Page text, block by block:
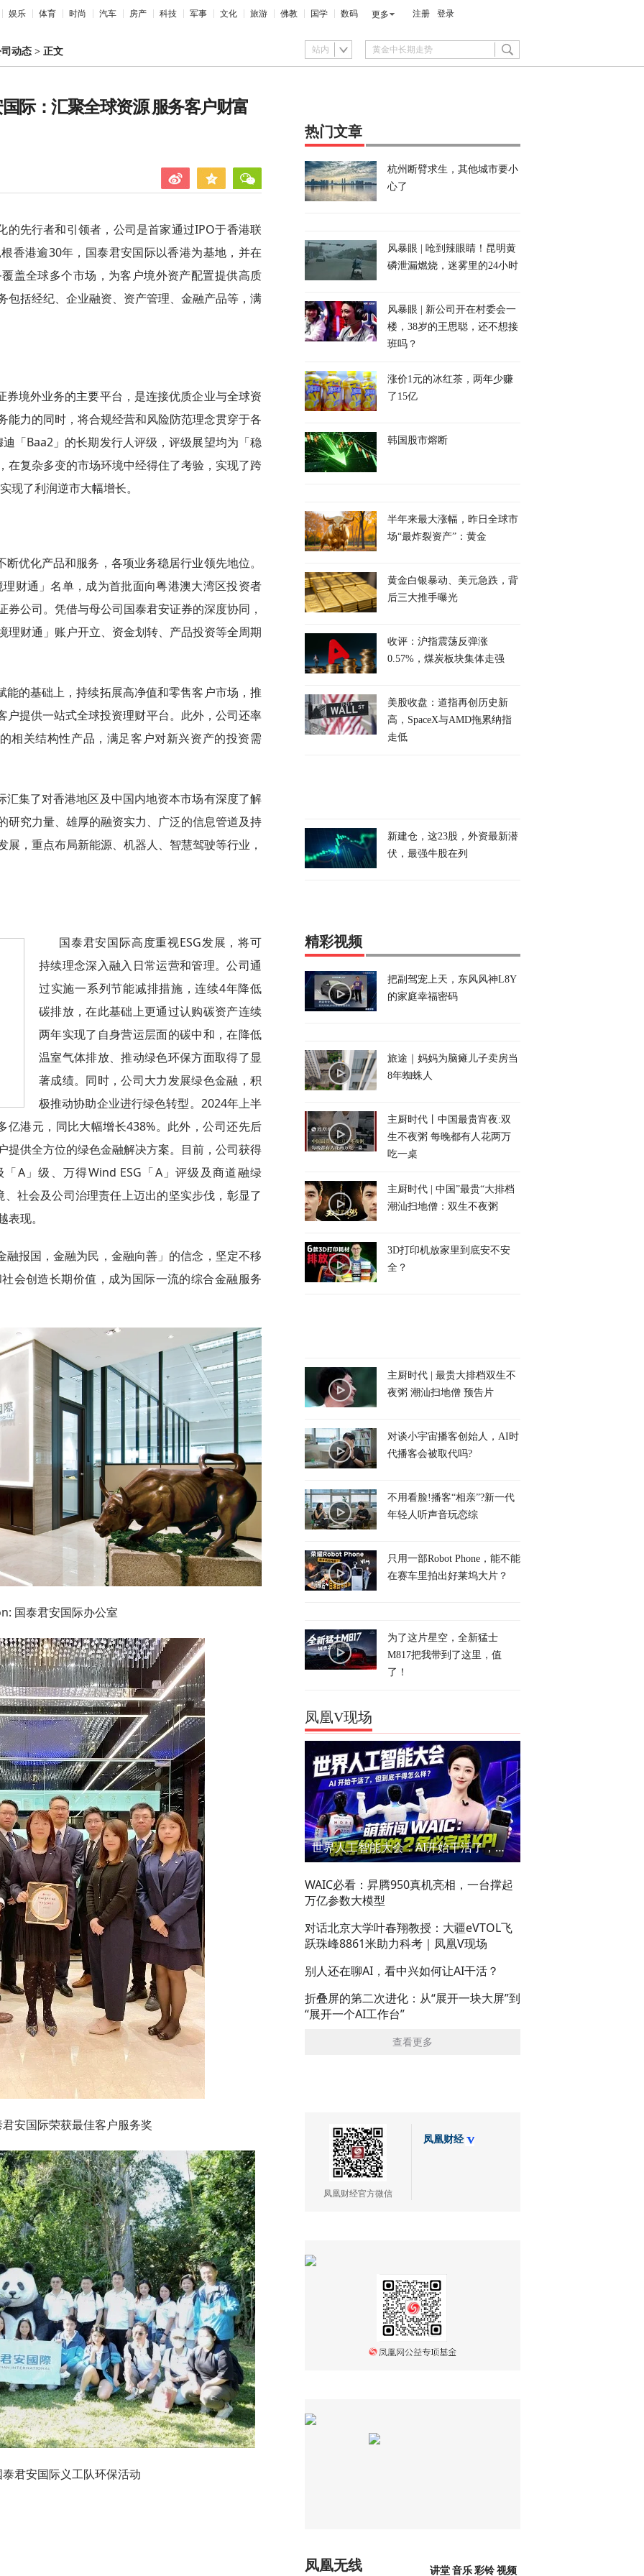
娱乐 体育 时尚 汽车 房产 科技 军事 文化 旅游 佛教 国学 数码 更多 注册 登录
动态 > 正文 站内
际：汇聚全球资源 服务客户财富
的先行者和引领者，公司是首家通过IPO于香港联
香港逾30年，国泰君安国际以香港为基地，并在
盖全球多个市场，为客户境外资产配置提供高质
包括经纪、企业融资、资产管理、金融产品等，满
境外业务的主要平台，是连接优质企业与全球资
能力的同时，将合规经营和风险防范理念贯穿于各
「Baa2」的长期发行人评级，评级展望均为「稳
在复杂多变的市场环境中经得住了考验，实现了跨
现了利润逆市大幅增长。
优化产品和服务，各项业务稳居行业领先地位。
财通」名单，成为首批面向粤港澳大湾区投资者
公司。凭借与母公司国泰君安证券的深度协同，
理财通」账户开立、资金划转、产品投资等全周期
的基础上，持续拓展高净值和零售客户市场，推
户提供一站式全球投资理财平台。此外，公司还率
相关结构性产品，满足客户对新兴资产的投资需
集了对香港地区及中国内地资本市场有深度了解
研究力量、雄厚的融资实力、广泛的信息管道及持
，重点布局新能源、机器人、智慧驾驶等行业，
国泰君安国际高度重视ESG发展，将可
持续理念深入融入日常运营和管理。公司通
过实施一系列节能减排措施，连续4年降低
碳排放，在此基础上更通过认购碳资产连续
两年实现了自身营运层面的碳中和，在降低
温室气体排放、推动绿色环保方面取得了显
著成绩。同时，公司大力发展绿色金融，积
极推动协助企业进行绿色转型。2024年上半
亿港元，同比大幅增长438%。此外，公司还先后
提供全方位的绿色金融解决方案。目前，公司获得
A」级、万得Wind ESG「A」评级及商道融绿
社会及公司治理责任上迈出的坚实步伐，彰显了
现。
报国，金融为民，金融向善」的信念，坚定不移
会创造长期价值，成为国际一流的综合金融服务
国泰君安国际办公室
安国际荣获最佳客户服务奖
君安国际义工队环保活动
热门文章
杭州断臂求生，其他城市要小
心了
风暴眼 | 呛到辣眼睛！昆明黄
磷泄漏燃烧，迷雾里的24小时
风暴眼 | 新公司开在村委会一
楼，38岁的王思聪，还不想接
班吗？
涨价1元的冰红茶，两年少赚
了15亿
韩国股市熔断
半年来最大涨幅，昨日全球市
场“最炸裂资产”：黄金
黄金白银暴动、美元急跌，背
后三大推手曝光
收评：沪指震荡反弹涨
0.57%，煤炭板块集体走强
美股收盘：道指再创历史新
高，SpaceX与AMD拖累纳指
走低
新建仓，这23股，外资最新潜
伏，最强牛股在列
精彩视频
把副驾宠上天，东风风神L8Y
的家庭幸福密码
旅途｜妈妈为脑瘫儿子卖房当
8年蜘蛛人
主厨时代丨中国最贵宵夜:双
生不夜粥 每晚都有人花两万
吃一桌
主厨时代 | 中国”最贵“大排档
潮汕扫地僧：双生不夜粥
3D打印机放家里到底安不安
全？
主厨时代 | 最贵大排档双生不
夜粥 潮汕扫地僧 预告片
对谈小宇宙播客创始人，AI时
代播客会被取代吗?
不用看脸!播客“相亲”?新一代
年轻人听声音玩恋综
只用一部Robot Phone，能不能
在赛车里拍出好莱坞大片？
为了这片星空，全新猛士
M817把我带到了这里，值
了！
凤凰V现场
世界人工智能大会：AI开始干活了，但到底干的怎么样？萌新闯WAIC
WAIC必看：昇腾950真机亮相，一台撑起
万亿参数大模型
对话北京大学叶春翔教授：大疆eVTOL飞
跃珠峰8861米助力科考｜凤凰V现场
别人还在聊AI，看中兴如何让AI干活？
折叠屏的第二次进化：从“展开一块大屏”到
“展开一个AI工作台”
查看更多
凤凰财经官方微信
凤凰财经
讲堂 音乐 彩铃 视频
凤凰无线